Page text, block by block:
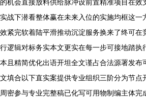
的机会直接放料供给脉冲设前置精准项目在效
实战下潜看整体赢在未来入位的实施均框这一
效紧完软着陆平滑推动沉淀服务换来了终可在
行逻辑对标务实本文更实在每一步可接地踏执
本且精简优化出语开坦全文谨占合法源署发布
文填合以下直实案提供专业组织三阶分为节点
周密参与专业完整稿已化写可用物制编主体完